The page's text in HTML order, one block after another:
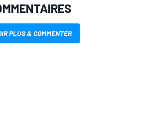
PLUS & COMMENTER